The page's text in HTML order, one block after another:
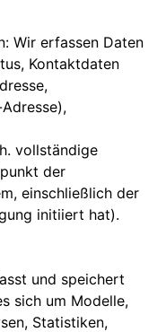
Wir erfassen Daten
Kontaktdaten
vollständige
der
einschließlich der
initiiert hat).
und speichert
sich um Modelle,
Statistiken,